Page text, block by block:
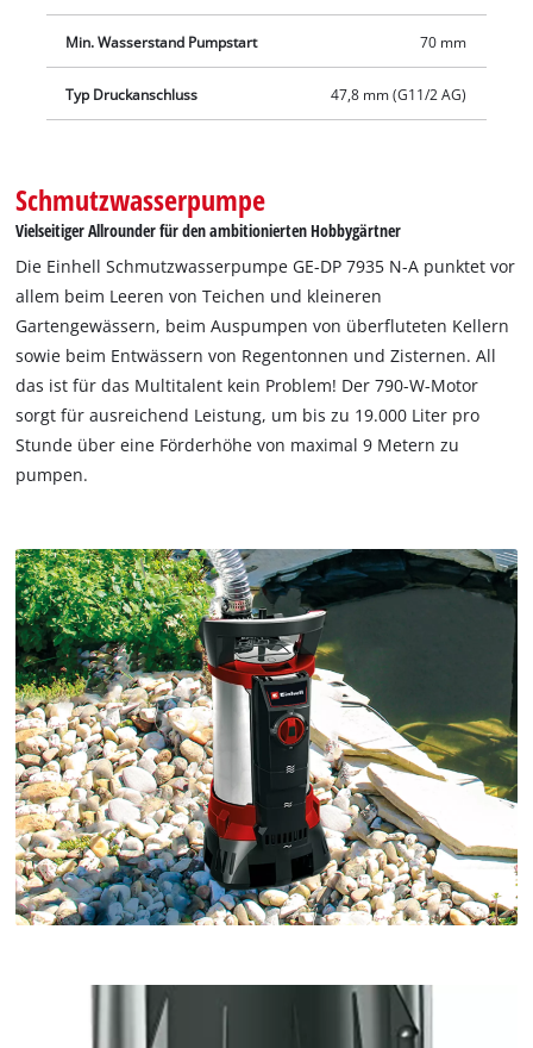
Min. Wasserstand Pumpstart 70 mm
Typ Druckanschluss 47,8 mm (G11/2 AG)
Schmutzwasserpumpe
Vielseitiger Allrounder für den ambitionierten Hobbygärtner
Die Einhell Schmutzwasserpumpe GE-DP 7935 N-A punktet vor
allem beim Leeren von Teichen und kleineren
Gartengewässern, beim Auspumpen von überfluteten Kellern
sowie beim Entwässern von Regentonnen und Zisternen. All
das ist für das Multitalent kein Problem! Der 790-W-Motor
sorgt für ausreichend Leistung, um bis zu 19.000 Liter pro
Stunde über eine Förderhöhe von maximal 9 Metern zu
pumpen.